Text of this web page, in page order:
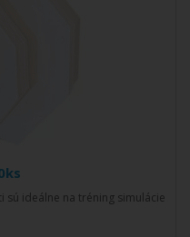
sú ideálne na tréning simulácie